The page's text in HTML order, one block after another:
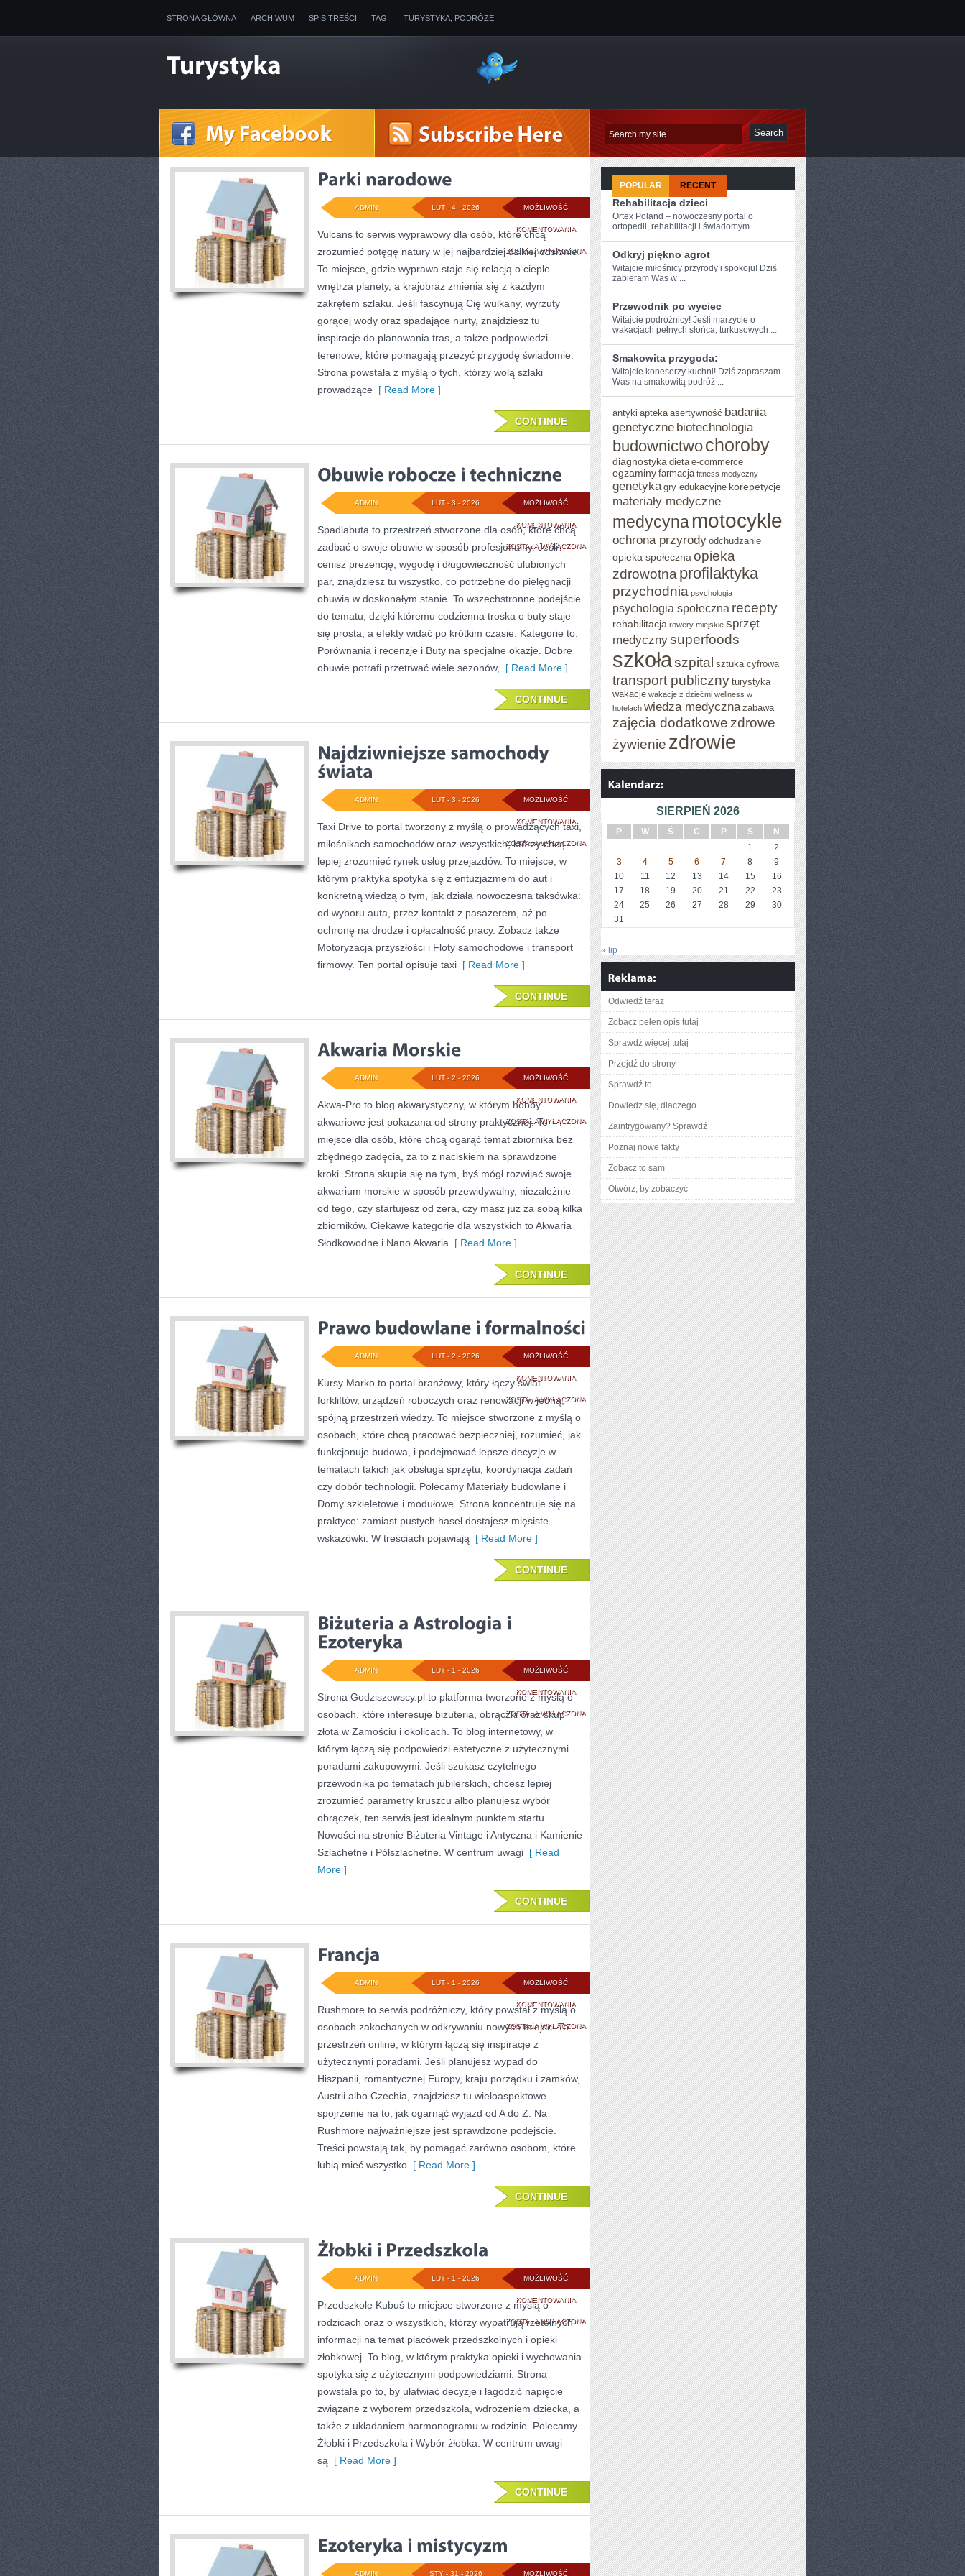
STRONA GŁÓWNA ARCHIWUM SPIS TREŚCI TAGI TURYSTYKA, PODRÓŻE
MOŻLIWOŚĆ
KOMENTOWANIAPARKI
NARODOWE
ZOSTAŁA WYŁĄCZONA
LUT - 4 - 2026
ADMIN
Vulcans to serwis wyprawowy dla osób, które chcą
zrozumieć potęgę natury w jej najbardziej dzikiej odsłonie.
To miejsce, gdzie wyprawa staje się relacją o cieple
wnętrza planety, a krajobraz zmienia się z każdym
zakrętem szlaku. Jeśli fascynują Cię wulkany, wyrzuty
gorącej wody oraz spadające nurty, znajdziesz tu
inspiracje do planowania tras, a także podpowiedzi
terenowe, które pomagają przeżyć przygodę świadomie.
Strona powstała z myślą o tych, którzy wolą szlaki
prowadzące [ Read More ]
CONTINUE
MOŻLIWOŚĆ
KOMENTOWANIAOBUWIE
ROBOCZE
TECHNICZNE
ZOSTAŁA WYŁĄCZONA
LUT - 3 - 2026
ADMIN
Spadlabuta to przestrzeń stworzone dla osób, które chcą
zadbać o swoje obuwie w sposób profesjonalny. Jeśli
cenisz prezencję, wygodę i długowieczność ulubionych
par, znajdziesz tu wszystko, co potrzebne do pielęgnacji
obuwia w doskonałym stanie. To wszechstronne podejście
do tematu, dzięki któremu codzienna troska o buty staje
się prosta, a efekty widać po krótkim czasie. Kategorie to:
Porównania i recenzje i Buty na specjalne okazje. Dobre
obuwie potrafi przetrwać wiele sezonów,
[ Read More ]
CONTINUE
MOŻLIWOŚĆ
KOMENTOWANIANAJDZIWNIEJSZE
SAMOCHODY
ŚWIATA
ZOSTAŁA WYŁĄCZONA
LUT - 3 - 2026
ADMIN
Taxi Drive to portal tworzony z myślą o prowadzących taxi,
miłośnikach samochodów oraz wszystkich, którzy chcą
lepiej zrozumieć rynek usług przejazdów. To miejsce, w
którym praktyka spotyka się z entuzjazmem do aut i
konkretną wiedzą o tym, jak działa nowoczesna taksówka:
od wyboru auta, przez kontakt z pasażerem, aż po
ochronę na drodze i opłacalność pracy. Zobacz także
Motoryzacja przyszłości i Floty samochodowe i transport
firmowy. Ten portal opisuje taxi [ Read More ]
CONTINUE
MOŻLIWOŚĆ
KOMENTOWANIAAKWARIA
MORSKIE
ZOSTAŁA WYŁĄCZONA
LUT - 2 - 2026
ADMIN
Akwa-Pro to blog akwarystyczny, w którym hobby
akwariowe jest pokazana od strony praktycznej. To
miejsce dla osób, które chcą ogarąć temat zbiornika bez
zbędnego zadęcia, za to z naciskiem na sprawdzone
kroki. Strona skupia się na tym, byś mógł rozwijać swoje
akwarium morskie w sposób przewidywalny, niezależnie
od tego, czy startujesz od zera, czy masz już za sobą kilka
zbiorników. Ciekawe kategorie dla wszystkich to Akwaria
Słodkowodne i Nano Akwaria [ Read More ]
CONTINUE
MOŻLIWOŚĆ
KOMENTOWANIAPRAWO
BUDOWLANE
I
FORMALNOŚCI
ZOSTAŁA WYŁĄCZONA
LUT - 2 - 2026
ADMIN
Kursy Marko to portal branżowy, który łączy świat
forkliftów, urządzeń roboczych oraz renowacji w jedną,
spójną przestrzeń wiedzy. To miejsce stworzone z myślą o
osobach, które chcą pracować bezpieczniej, rozumieć, jak
funkcjonuje budowa, i podejmować lepsze decyzje w
tematach takich jak obsługa sprzętu, koordynacja zadań
czy dobór technologii. Polecamy Materiały budowlane i
Domy szkieletowe i modułowe. Strona koncentruje się na
praktyce: zamiast pustych haseł dostajesz mięsiste
wskazówki. W treściach pojawiają [ Read More ]
CONTINUE
MOŻLIWOŚĆ
KOMENTOWANIABIŻUTERIA
A
ASTROLOGIA
EZOTERYKA
ZOSTAŁA WYŁĄCZONA
LUT - 1 - 2026
ADMIN
Strona Godziszewscy.pl to platforma tworzone z myślą o
osobach, które interesuje biżuteria, obrączki oraz skup
złota w Zamościu i okolicach. To blog internetowy, w
którym łączą się podpowiedzi estetyczne z użytecznymi
poradami zakupowymi. Jeśli szukasz czytelnego
przewodnika po tematach jubilerskich, chcesz lepiej
zrozumieć parametry kruszcu albo planujesz wybór
obrączek, ten serwis jest idealnym punktem startu.
Nowości na stronie Biżuteria Vintage i Antyczna i Kamienie
Szlachetne i Półszlachetne. W centrum uwagi [ Read
More ]
CONTINUE
MOŻLIWOŚĆ
KOMENTOWANIAFRANCJA
ZOSTAŁA WYŁĄCZONA
LUT - 1 - 2026
ADMIN
Rushmore to serwis podróżniczy, który powstał z myślą o
osobach zakochanych w odkrywaniu nowych miejsc. To
przestrzeń online, w którym łączą się inspiracje z
użytecznymi poradami. Jeśli planujesz wypad do
Hiszpanii, romantycznej Europy, kraju porządku i zamków,
Austrii albo Czechia, znajdziesz tu wieloaspektowe
spojrzenie na to, jak ogarnąć wyjazd od A do Z. Na
Rushmore najważniejsze jest sprawdzone podejście.
Treści powstają tak, by pomagać zarówno osobom, które
lubią mieć wszystko [ Read More ]
CONTINUE
MOŻLIWOŚĆ
KOMENTOWANIAŻŁOBKI
I
PRZEDSZKOLA
ZOSTAŁA WYŁĄCZONA
LUT - 1 - 2026
ADMIN
Przedszkole Kubuś to miejsce stworzone z myślą o
rodzicach oraz o wszystkich, którzy wypatrują rzetelnych
informacji na temat placówek przedszkolnych i opieki
żłobkowej. To blog, w którym praktyka opieki i wychowania
spotyka się z użytecznymi podpowiedziami. Strona
powstała po to, by ułatwiać decyzje i łagodzić napięcie
związane z wyborem przedszkola, wdrożeniem dziecka, a
także z układaniem harmonogramu w rodzinie. Polecamy
Żłobki i Przedszkola i Wybór żłobka. W centrum uwagi
są [ Read More ]
CONTINUE
MOŻLIWOŚĆ
STY - 31 - 2026
ADMIN
POPULAR RECENT
Rehabilitacja dzieci
Ortex Poland – nowoczesny portal o
ortopedii, rehabilitacji i świadomym ...
Odkryj piękno agrot
Witajcie miłośnicy przyrody i spokoju! Dziś
zabieram‌ Was w ...
Przewodnik po wyciec
Witajcie ⁣podróżnicy! Jeśli marzycie o ​
wakacjach pełnych słońca, turkusowych ...
Smakowita przygoda:
Witajcie koneserzy kuchni! ‌Dziś zapraszam
Was⁣ na ‌smakowitą podróż ...
antyki apteka asertywność badania
genetyczne biotechnologia
budownictwochoroby
diagnostyka dieta e-commerce
egzaminy farmacja fitness medyczny
genetyka gry edukacyjne korepetycje
materiały medyczne
medycynamotocykle
ochrona przyrody odchudzanie
opieka społeczna opieka
zdrowotna profilaktyka
przychodnia psychologia
psychologia społeczna recepty
rehabilitacja rowery miejskie sprzęt
medycznysuperfoods
szkołaszpital sztuka cyfrowa
transport publiczny turystyka
wakacje wakacje z dziećmi wellness w
hotelach wiedza medyczna zabawa
zajęcia dodatkowe zdrowe
żywienie zdrowie
SIERPIEŃ 2026
P W Ś C P S
N
1
2
3
4 5 6 7 8
9
10
11 12 13 14 15
16
17
18 19 20 21 22
23
24
25 26 27 28 29
30
31
« lip
Odwiedź teraz
Zobacz pełen opis tutaj
Sprawdź więcej tutaj
Przejdź do strony
Sprawdź to
Dowiedz się, dlaczego
Zaintrygowany? Sprawdź
Poznaj nowe fakty
Zobacz to sam
Otwórz, by zobaczyć